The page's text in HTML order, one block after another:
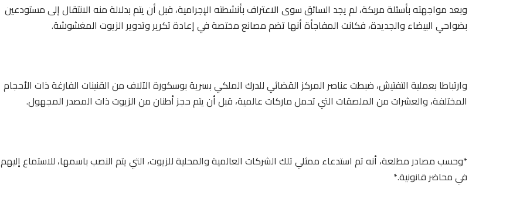
وبعد مواجهته بأسئلة مربكة، لم يجد السائق سوى الاعتراف بأنشطته الإجرامية، قبل أن يتم بدلالة منه الانتقال إلى مستودعين
بضواحي البيضاء والجديدة، فكانت المفاجأة أنها تضم مصانع مختصة في إعادة تكرير وتدوير الزيوت المغشوشة.
وارتباطا بعملية التفتيش، ضبطت عناصر المركز القضائي للدرك الملكي بسرية بوسكورة الآلاف من القنينات الفارغة ذات الأحجام
المختلفة، والعشرات من الملصقات التي تحمل ماركات عالمية، قبل أن يتم حجز أطنان من الزيوت ذات المصدر المجهول.
*وحسب مصادر مطلعة، أنه تم استدعاء ممثلي تلك الشركات العالمية والمحلية للزيوت، التي يتم النصب باسمها، للاستماع إليهم
في محاضر قانونية.*